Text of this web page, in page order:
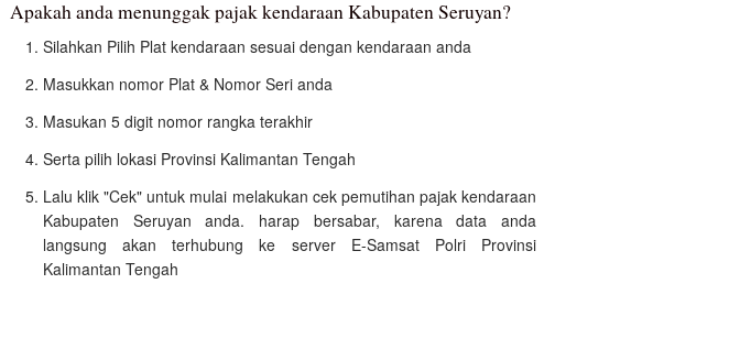
Apakah anda menunggak pajak kendaraan Kabupaten Seruyan?
Silahkan Pilih Plat kendaraan sesuai dengan kendaraan anda
Masukkan nomor Plat & Nomor Seri anda
Masukan 5 digit nomor rangka terakhir
Serta pilih lokasi Provinsi Kalimantan Tengah
Lalu klik "Cek" untuk mulai melakukan cek pemutihan pajak kendaraan
Kabupaten Seruyan anda. harap bersabar, karena data anda
langsung akan terhubung ke server E-Samsat Polri Provinsi
Kalimantan Tengah